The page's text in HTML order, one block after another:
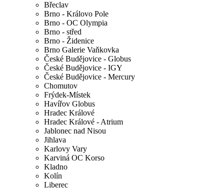
Břeclav
Brno - Královo Pole
Brno - OC Olympia
Brno - střed
Brno - Židenice
Brno Galerie Vaňkovka
České Budějovice - Globus
České Budějovice - IGY
České Budějovice - Mercury
Chomutov
Frýdek-Místek
Havířov Globus
Hradec Králové
Hradec Králové - Atrium
Jablonec nad Nisou
Jihlava
Karlovy Vary
Karviná OC Korso
Kladno
Kolín
Liberec